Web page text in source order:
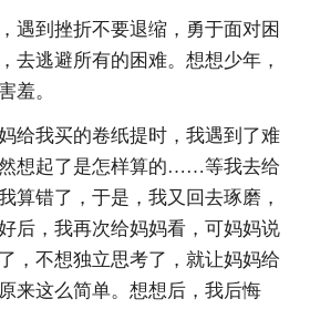
遇到挫折不要退缩，勇于面对困
去逃避所有的困难。想想少年，
羞。
给我买的卷纸提时，我遇到了难
想起了是怎样算的……等我去给
算错了，于是，我又回去琢磨，
后，我再次给妈妈看，可妈妈说
，不想独立思考了，就让妈妈给
来这么简单。想想后，我后悔